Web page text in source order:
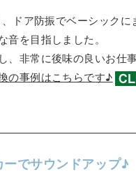
ドア防振でベーシック
を目指しました。
、非常に後味の良いお仕
の事例はこちらです♪
でサウンドアップ♪